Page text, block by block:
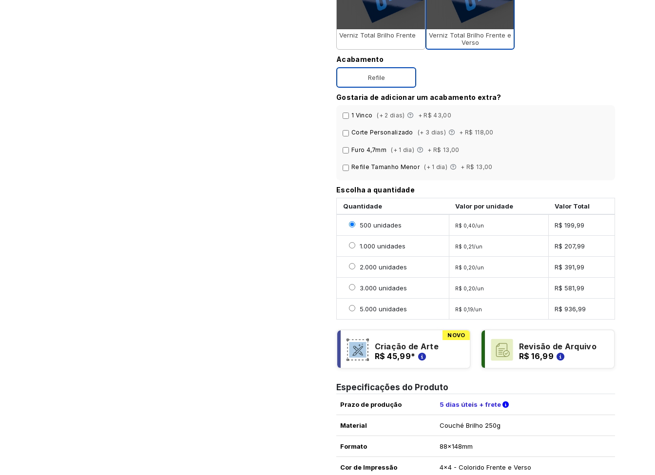
Verniz Total Brilho Frente
Verniz Total Brilho Frente e
Verso
Acabamento
Refile
Gostaria de adicionar um acabamento extra?
1 Vinco (+ 2 dias) + R$ 43,00
Corte Personalizado (+ 3 dias) + R$ 118,00
Furo 4,7mm (+ 1 dia) + R$ 13,00
Refile Tamanho Menor (+ 1 dia) + R$ 13,00
Escolha a quantidade
Quantidade Valor por unidade Valor Total
Selecionar 500 unidades
500 unidades R$ 0,40/un R$ 199,99
Selecionar 1000 unidades
1.000 unidades R$ 0,21/un R$ 207,99
Selecionar 2000 unidades
2.000 unidades R$ 0,20/un R$ 391,99
Selecionar 3000 unidades
3.000 unidades R$ 0,20/un R$ 581,99
Selecionar 5000 unidades
5.000 unidades R$ 0,19/un R$ 936,99
NOVO
Criação de Arte
R$ 45,99*
Revisão de Arquivo
R$ 16,99
Especificações do Produto
Prazo de produção 5 dias úteis + frete Verifique as condições de entrega
Material Couché Brilho 250g
Formato 88x148mm
Cor de Impressão 4x4 - Colorido Frente e Verso